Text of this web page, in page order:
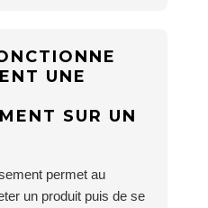
UNE
SUR UN
permet au
un produit puis de se